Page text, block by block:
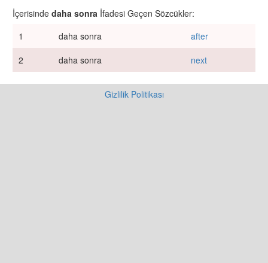
İçerisinde daha sonra İfadesi Geçen Sözcükler:
1
daha sonra
after
2
daha sonra next
Gizlilik Politikası